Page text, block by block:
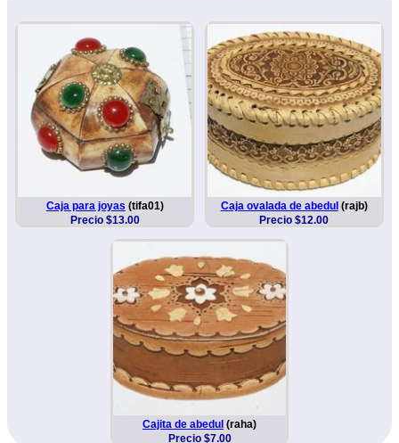
Caja para joyas (tifa01)
Precio $13.00
Caja ovalada de abedul (rajb)
Precio $12.00
Cajita de abedul (raha)
Precio $7.00